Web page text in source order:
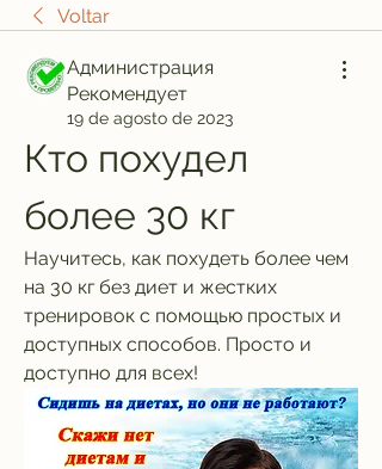
Voltar
Администрация
Рекомендует
19 de agosto de 2023
Кто похудел
более 30 кг
Научитесь, как похудеть более чем
на 30 кг без диет и жестких
тренировок с помощью простых и
доступных способов. Просто и
доступно для всех!